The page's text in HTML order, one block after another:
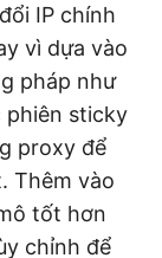
IP chính
vì dựa vào
pháp như
phiên sticky
proxy để
Thêm vào
tốt hơn
chỉnh để